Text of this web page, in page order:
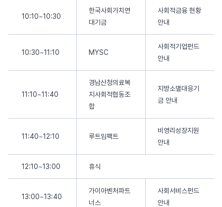
10:10~10:30
한국사회가치연
대기금
사회적금융 현황
안내
10:30~11:10 MYSC
사회적기업펀드
안내
11:10~11:40
경남산청의료복
지사회적협동조
합
지방소멸대응기
금 안내
11:40~12:10 루트임팩트
비영리성장지원
안내
12:10~13:00 휴식
13:00~13:40
가이아벤처파트
너스
사회서비스펀드
안내